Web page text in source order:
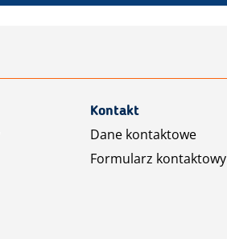
Kontakt
Dane kontaktowe
Formularz kontaktowy